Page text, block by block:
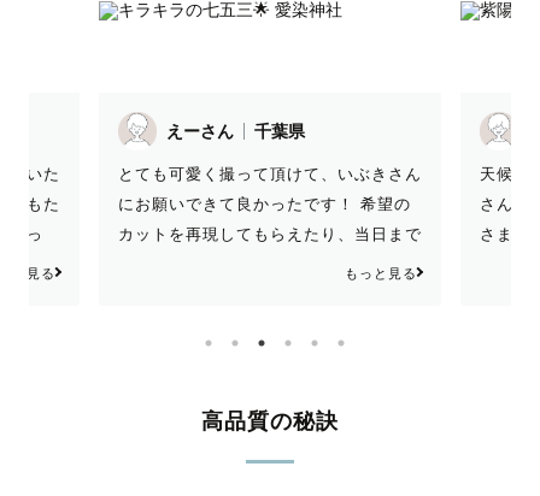
きさん
望の
まで
もらえ
と見る
ちかさん 兵庫県
天候の悪い中でしたが素敵な写真をたく
さんありがとうございました♡ おかげ
さまで本人もずっとにこにこで撮影でき
もっと見る
付けが
と早め
急な申
高品質の秘訣